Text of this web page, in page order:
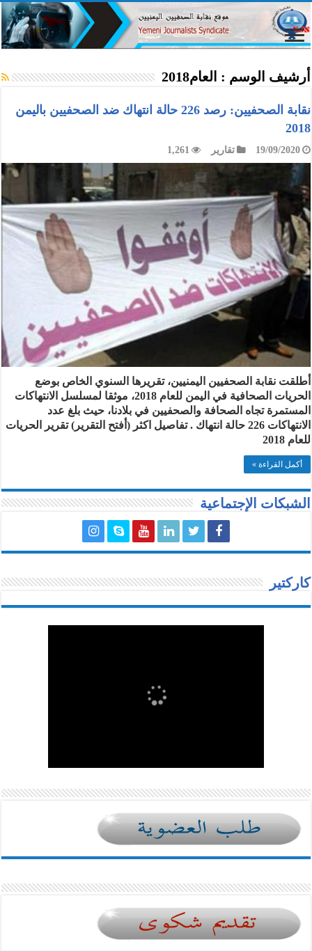
أرشيف الوسم : العام2018
نقابة الصحفيين: رصد 226 حالة انتهاك ضد الصحفيين باليمن
2018
19/09/2020 تقارير 1,261
أطلقت نقابة الصحفيين اليمنيين، تقريرها السنوي الخاص بوضع
الحريات الصحافية في اليمن للعام 2018، موثقا لمسلسل الانتهاكات
المستمرة تجاه الصحافة والصحفيين في بلادنا، حيث بلغ عدد
الانتهاكات 226 حالة انتهاك . تفاصيل اكثر (أفتح التقرير) تقرير الحريات
للعام 2018
أكمل القراءة »
الشبكات الإجتماعية
كاركتير